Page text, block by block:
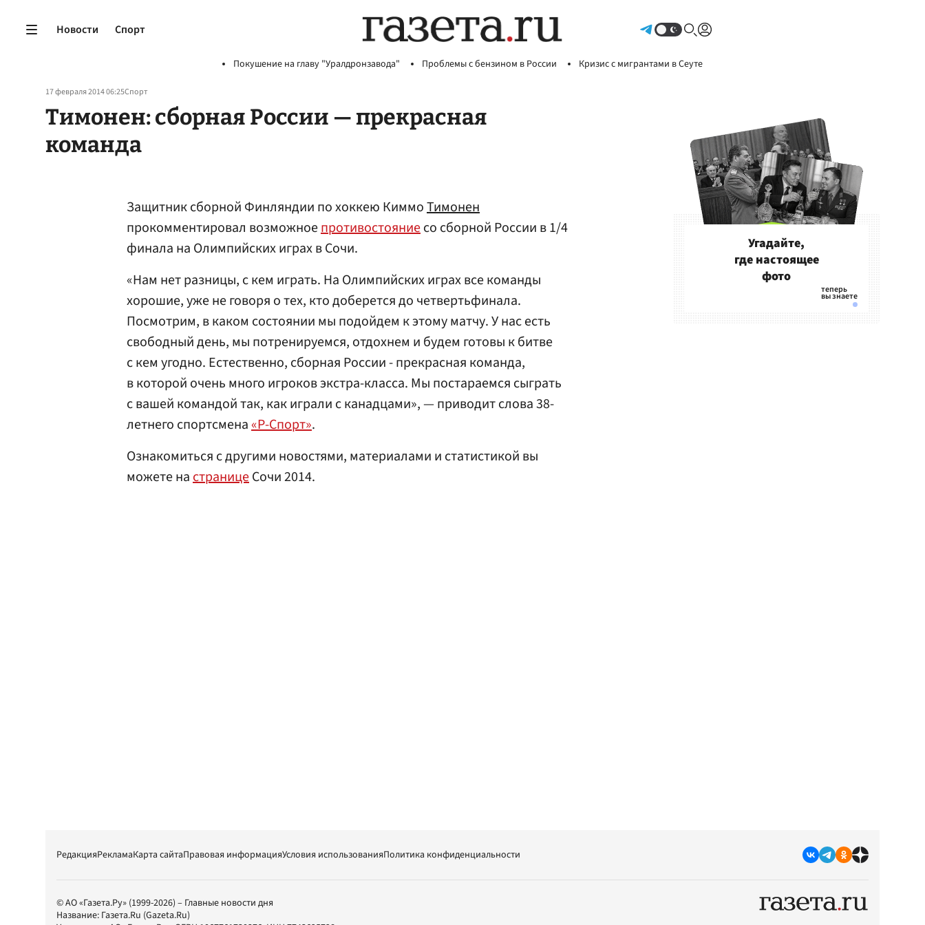
Новости Спорт
Покушение на главу "Уралдронзавода" Проблемы с бензином в России Кризис с мигрантами в Сеуте
17 февраля 2014 06:25Спорт
Тимонен: сборная России — прекрасная
команда
Защитник сборной Финляндии по хоккею КиммоТимонен
прокомментировал возможноепротивостояниесо сборной России в 1/4
финала на Олимпийских играх в Сочи.
«Нам нет разницы, с кем играть. На Олимпийских играх все команды
хорошие, уже не говоря о тех, кто доберется до четвертьфинала.
Посмотрим, в каком состоянии мы подойдем к этому матчу. У нас есть
свободный день, мы потренируемся, отдохнем и будем готовы к битве
с кем угодно. Естественно, сборная России - прекрасная команда,
в которой очень много игроков экстра-класса. Мы постараемся сыграть
с вашей командой так, как играли с канадцами», — приводит слова 38-
летнего спортсмена«Р-Спорт».
Ознакомиться с другими новостями, материалами и статистикой вы
можете настраницеСочи 2014.
Угадайте,
где настоящее
фото
РедакцияРекламаКарта сайтаПравовая информацияУсловия использованияПолитика конфиденциальности
© АО «Газета.Ру» (1999-2026) – Главные новости дня
Название: Газета.Ru (Gazeta.Ru)